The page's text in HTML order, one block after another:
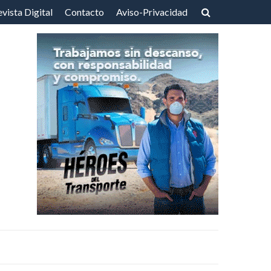
Digital Contacto Aviso-Privacidad